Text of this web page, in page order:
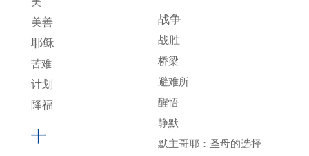
美善
耶稣
苦难
计划
降福
十
战争
战胜
桥梁
避难所
醒悟
静默
默主哥耶：圣母的选择